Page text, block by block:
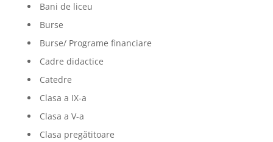
Bani de liceu
Burse
Burse/ Programe financiare
Cadre didactice
Catedre
Clasa a IX-a
Clasa a V-a
Clasa pregătitoare